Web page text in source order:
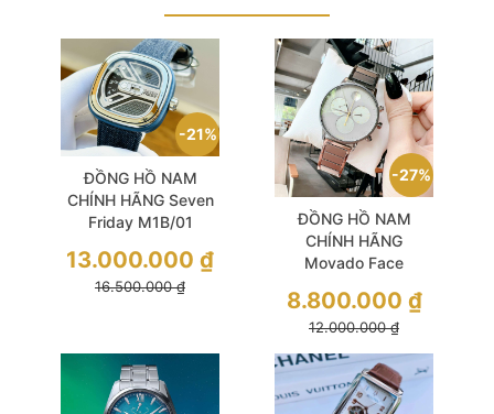
21%
ĐỒNG HỒ NAM
CHÍNH HÃNG Seven
Friday M1B/01
Monochrome-Blue
Urban Explorer Blue
16.500.000₫
13.000.000 ₫
27%
ĐỒNG HỒ NAM
CHÍNH HÃNG
Movado Face
White Dial Silver
Stainless Steel For
Men
12.000.000₫
8.800.000 ₫